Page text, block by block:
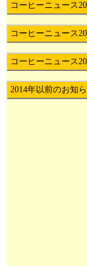
コーヒーニュース
コーヒーニュース
コーヒーニュース
2014年以前のお知